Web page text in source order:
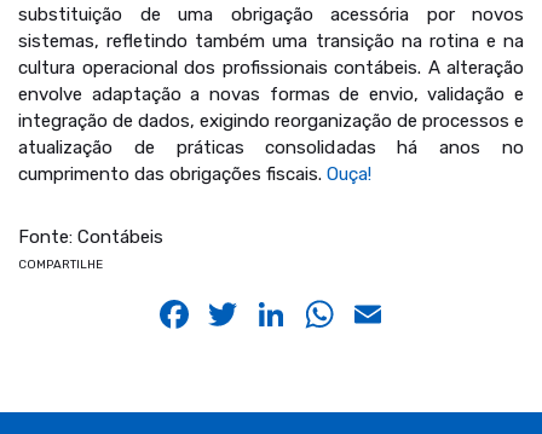
substituição de uma obrigação acessória por novos
sistemas, refletindo também uma transição na rotina e na
cultura operacional dos profissionais contábeis. A alteração
envolve adaptação a novas formas de envio, validação e
integração de dados, exigindo reorganização de processos e
atualização de práticas consolidadas há anos no
cumprimento das obrigações fiscais. Ouça!
Fonte: Contábeis
COMPARTILHE
Facebook
Twitter
LinkedIn
WhatsApp